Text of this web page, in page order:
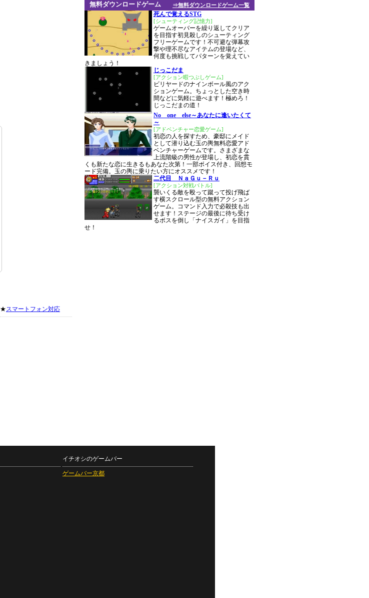
★スマートフォン対応
⇒無料ダウンロードゲーム一覧
無料ダウンロードゲーム
死んで覚えるSTG
[シューティング記憶力]
ゲームオーバーを繰り返してクリア
を目指す初見殺しのシューティング
フリーゲームです！不可避な弾幕攻
撃や理不尽なアイテムの登場など、
何度も挑戦してパターンを覚えてい
きましょう！
じっこだま
[アクション暇つぶしゲーム]
ビリヤードのナインボール風のアク
ションゲーム。ちょっとした空き時
間などに気軽に遊べます！極めろ！
じっこだまの道！
No one else～あなたに逢いたくて
～
[アドベンチャー恋愛ゲーム]
初恋の人を探すため、豪邸にメイド
として潜り込む玉の輿無料恋愛アド
ベンチャーゲームです。さまざまな
上流階級の男性が登場し、初恋を貫
くも新たな恋に生きるもあなた次第！一部ボイス付き、回想モ
ード完備。玉の輿に乗りたい方にオススメです！
二代目 ＮａＧｕ－Ｒｕ
[アクション対戦バトル]
襲いくる敵を殴って蹴って投げ飛ば
す横スクロール型の無料アクション
ゲーム。コマンド入力で必殺技も出
せます！ステージの最後に待ち受け
るボスを倒し「ナイスガイ」を目指
せ！
イチオシのゲームバー
ゲームバー京都